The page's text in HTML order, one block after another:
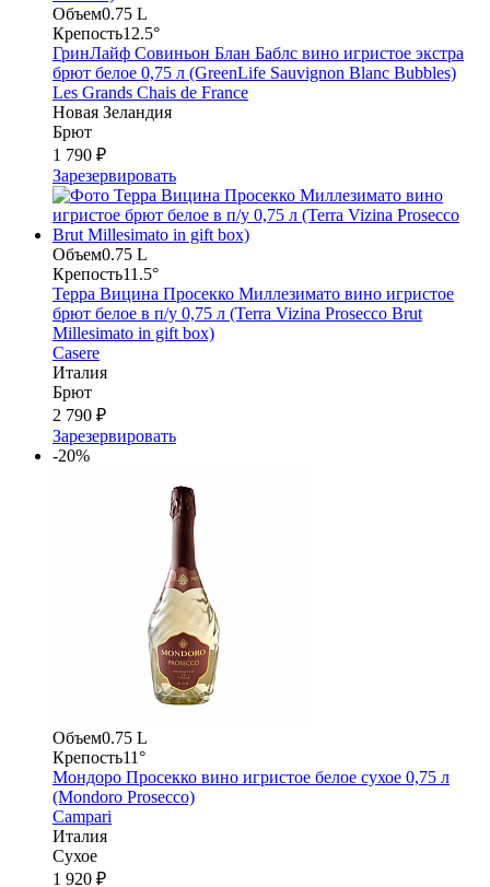
Объем0.75 L
Крепость12.5°
ГринЛайф Совиньон Блан Баблс вино игристое экстра
брют белое 0,75 л (GreenLife Sauvignon Blanc Bubbles)
Les Grands Chais de France
Новая Зеландия
Брют
1 790 ₽
Зарезервировать
Объем0.75 L
Крепость11.5°
Терра Вицина Просекко Миллезимато вино игристое
брют белое в п/у 0,75 л (Terra Vizina Prosecco Brut
Millesimato in gift box)
Casere
Италия
Брют
2 790 ₽
Зарезервировать
-20%
Объем0.75 L
Крепость11°
Мондоро Просекко вино игристое белое сухое 0,75 л
(Mondoro Prosecco)
Campari
Италия
Сухое
1 920 ₽